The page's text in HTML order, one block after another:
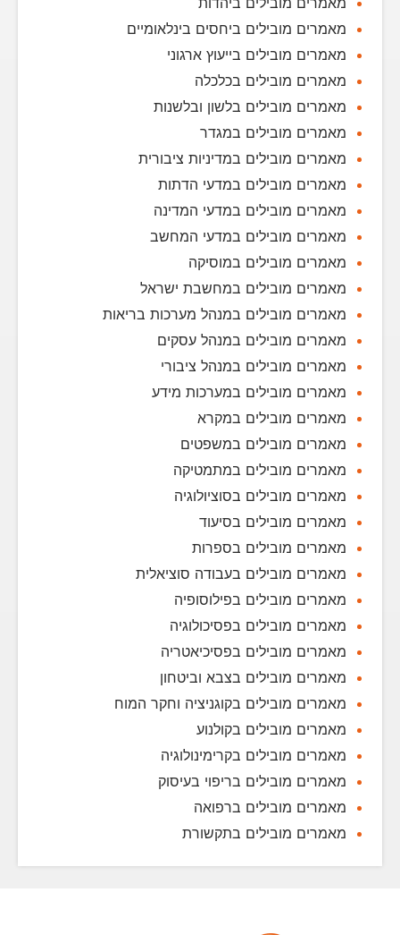
מאמרים מובילים ביחסים בינלאומיים
מאמרים מובילים בייעוץ ארגוני
מאמרים מובילים בכלכלה
מאמרים מובילים בלשון ובלשנות
מאמרים מובילים במגדר
מאמרים מובילים במדיניות ציבורית
מאמרים מובילים במדעי הדתות
מאמרים מובילים במדעי המדינה
מאמרים מובילים במדעי המחשב
מאמרים מובילים במוסיקה
מאמרים מובילים במחשבת ישראל
מאמרים מובילים במנהל מערכות בריאות
מאמרים מובילים במנהל עסקים
מאמרים מובילים במנהל ציבורי
מאמרים מובילים במערכות מידע
מאמרים מובילים במקרא
מאמרים מובילים במשפטים
מאמרים מובילים במתמטיקה
מאמרים מובילים בסוציולוגיה
מאמרים מובילים בסיעוד
מאמרים מובילים בספרות
מאמרים מובילים בעבודה סוציאלית
מאמרים מובילים בפילוסופיה
מאמרים מובילים בפסיכולוגיה
מאמרים מובילים בפסיכיאטריה
מאמרים מובילים בצבא וביטחון
מאמרים מובילים בקוגניציה וחקר המוח
מאמרים מובילים בקולנוע
מאמרים מובילים בקרימינולוגיה
מאמרים מובילים בריפוי בעיסוק
מאמרים מובילים ברפואה
מאמרים מובילים בתקשורת